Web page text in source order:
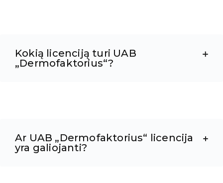
Kokią licenciją turi UAB
„Dermofaktorius“?
Ar UAB „Dermofaktorius“ licencija
yra galiojanti?